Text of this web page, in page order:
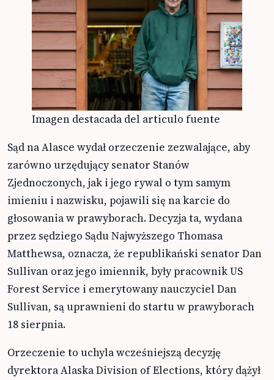
Imagen destacada del articulo fuente
Sąd na Alasce wydał orzeczenie zezwalające, aby
zarówno urzędujący senator Stanów
Zjednoczonych, jak i jego rywal o tym samym
imieniu i nazwisku, pojawili się na karcie do
głosowania w prawyborach. Decyzja ta, wydana
przez sędziego Sądu Najwyższego Thomasa
Matthewsa, oznacza, że republikański senator Dan
Sullivan oraz jego imiennik, były pracownik US
Forest Service i emerytowany nauczyciel Dan
Sullivan, są uprawnieni do startu w prawyborach
18 sierpnia.
Orzeczenie to uchyla wcześniejszą decyzję
dyrektora Alaska Division of Elections, który dążył